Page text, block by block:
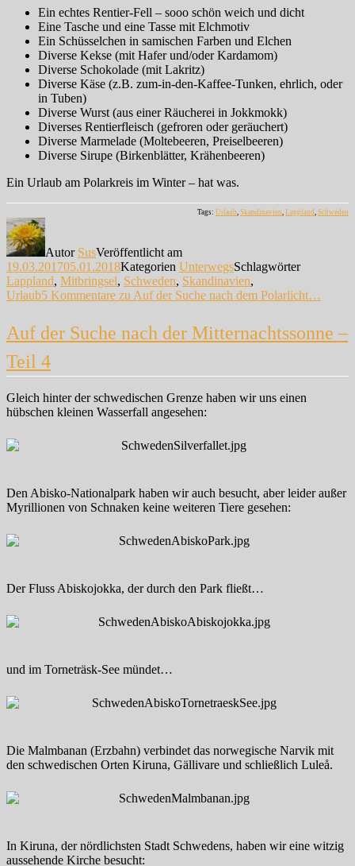
Ein echtes Rentier-Fell – sooo schön weich und dicht
Eine Tasche und eine Tasse mit Elchmotiv
Ein Schüsselchen in samischen Farben und Elchen
Diverse Kekse (mit Hafer und/oder Kardamom)
Diverse Schokolade (mit Lakritz)
Diverse Käse (z.B. zum-in-den-Kaffee-Tunken, ehrlich, oder
in Tuben)
Diverse Wurst (aus einer Räucherei in Jokkmokk)
Diverses Rentierfleisch (gefroren oder geräuchert)
Diverse Marmelade (Moltebeeren, Preiselbeeren)
Diverse Sirupe (Birkenblätter, Krähenbeeren)
Ein Urlaub am Polarkreis im Winter – hat was.
Tags: Urlaub Skandinavien Lappland Schweden
Autor SusVeröffentlicht am
19.03.201705.01.2018Kategorien UnterwegsSchlagwörter
Lappland, Mitbringsel, Schweden, Skandinavien,
Urlaub5 Kommentare zu Auf der Suche nach dem Polarlicht…
Auf der Suche nach der Mitternachtssonne –
Teil 4
Gleich hinter der schwedischen Grenze haben wir uns einen
hübschen kleinen Wasserfall angesehen:
Den Abisko-Nationalpark haben wir auch besucht, aber leider außer
Myrillionen von Schnaken keine weiteren Tiere gesehen:
Der Fluss Abiskojokka, der durch den Park fließt…
und im Torneträsk-See mündet…
Die Malmbanan (Erzbahn) verbindet das norwegische Narvik mit
den schwedischen Orten Kiruna, Gällivare und schließlich Luleå.
In Kiruna, der nördlichsten Stadt Schwedens, haben wir eine witzig
aussehende Kirche besucht: